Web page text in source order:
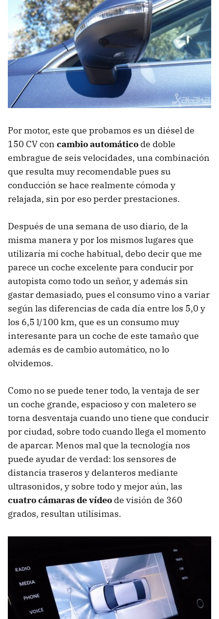
Por motor, este que probamos es un diésel de
150 CV con cambio automático de doble
embrague de seis velocidades, una combinación
que resulta muy recomendable pues su
conducción se hace realmente cómoda y
relajada, sin por eso perder prestaciones.
Después de una semana de uso diario, de la
misma manera y por los mismos lugares que
utilizaría mi coche habitual, debo decir que me
parece un coche excelente para conducir por
autopista como todo un señor, y además sin
gastar demasiado, pues el consumo vino a variar
según las diferencias de cada día entre los 5,0 y
los 6,5 l/100 km, que es un consumo muy
interesante para un coche de este tamaño que
además es de cambio automático, no lo
olvidemos.
Como no se puede tener todo, la ventaja de ser
un coche grande, espacioso y con maletero se
torna desventaja cuando uno tiene que conducir
por ciudad, sobre todo cuando llega el momento
de aparcar. Menos mal que la tecnología nos
puede ayudar de verdad: los sensores de
distancia traseros y delanteros mediante
ultrasonidos, y sobre todo y mejor aún, las
cuatro cámaras de vídeo de visión de 360
grados, resultan utilísimas.